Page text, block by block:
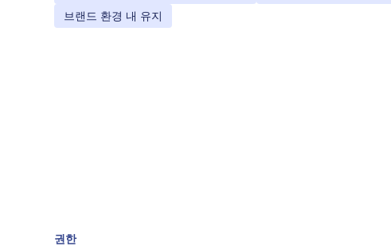
브랜드 환경 내 유지
권한